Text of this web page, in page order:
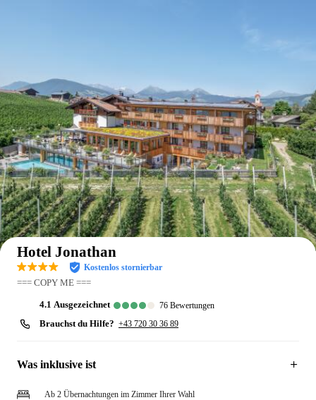
Auf der Karte anzeigen
Hotel Jonathan
Kostenlos stornierbar
=== COPY ME ===
4.1 ausgezeichnet 76 Bewertungen
Brauchst du Hilfe? +43 720 30 36 89
Was inklusive ist
Ab 2 Übernachtungen im Zimmer Ihrer Wahl